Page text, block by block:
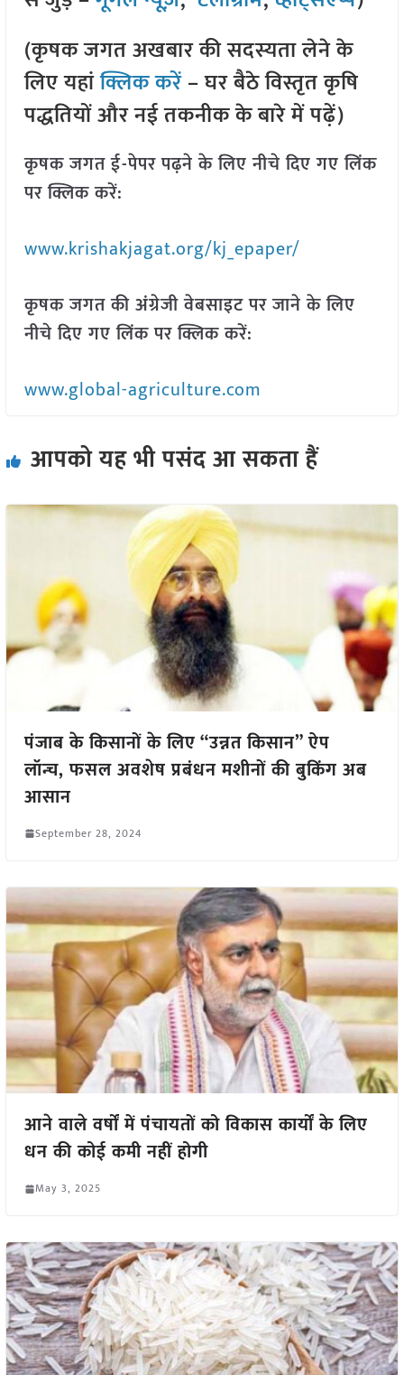
(कृषक जगत अखबार की सदस्यता लेने के
लिए यहांक्लिक करें– घर बैठे विस्तृत कृषि
पद्धतियों और नई तकनीक के बारे में पढ़ें)
कृषक जगत ई-पेपर पढ़ने के लिए नीचे दिए गए लिंक
पर क्लिक करें:
www.krishakjagat.org/kj_epaper/
कृषक जगत की अंग्रेजी वेबसाइट पर जाने के लिए
नीचे दिए गए लिंक पर क्लिक करें:
www.global-agriculture.com
आपको यह भी पसंद आ सकता हैं
पंजाब के किसानों के लिए “उन्नत किसान” ऐप
लॉन्च, फसल अवशेष प्रबंधन मशीनों की बुकिंग अब
आसान
September 28, 2024
आने वाले वर्षों में पंचायतों को विकास कार्यों के लिए
धन की कोई कमी नहीं होगी
May 3, 2025